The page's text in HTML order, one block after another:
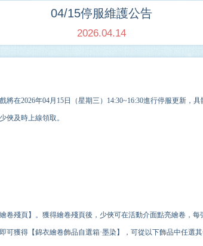
04/15停服維護公告
2026.04.14
將在2026年04月 15日（星期三）14:30~16:30進行停服更新，
俠及時上線領取。
卷殘頁】。獲得繪卷殘頁後，少俠可在活動介面點亮繪卷，
可獲得【錦衣繪卷飾品自選箱·墨染】，可從以下飾品中任選